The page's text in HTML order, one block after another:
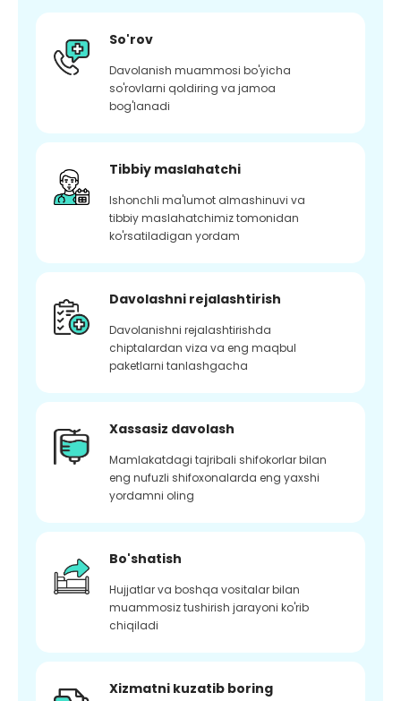
So'rov
Davolanish muammosi bo'yicha
so'rovlarni qoldiring va jamoa
bog'lanadi
Tibbiy maslahatchi
Ishonchli ma'lumot almashinuvi va
tibbiy maslahatchimiz tomonidan
ko'rsatiladigan yordam
Davolashni rejalashtirish
Davolanishni rejalashtirishda
chiptalardan viza va eng maqbul
paketlarni tanlashgacha
Xassasiz davolash
Mamlakatdagi tajribali shifokorlar bilan
eng nufuzli shifoxonalarda eng yaxshi
yordamni oling
Bo'shatish
Hujjatlar va boshqa vositalar bilan
muammosiz tushirish jarayoni ko'rib
chiqiladi
Xizmatni kuzatib boring